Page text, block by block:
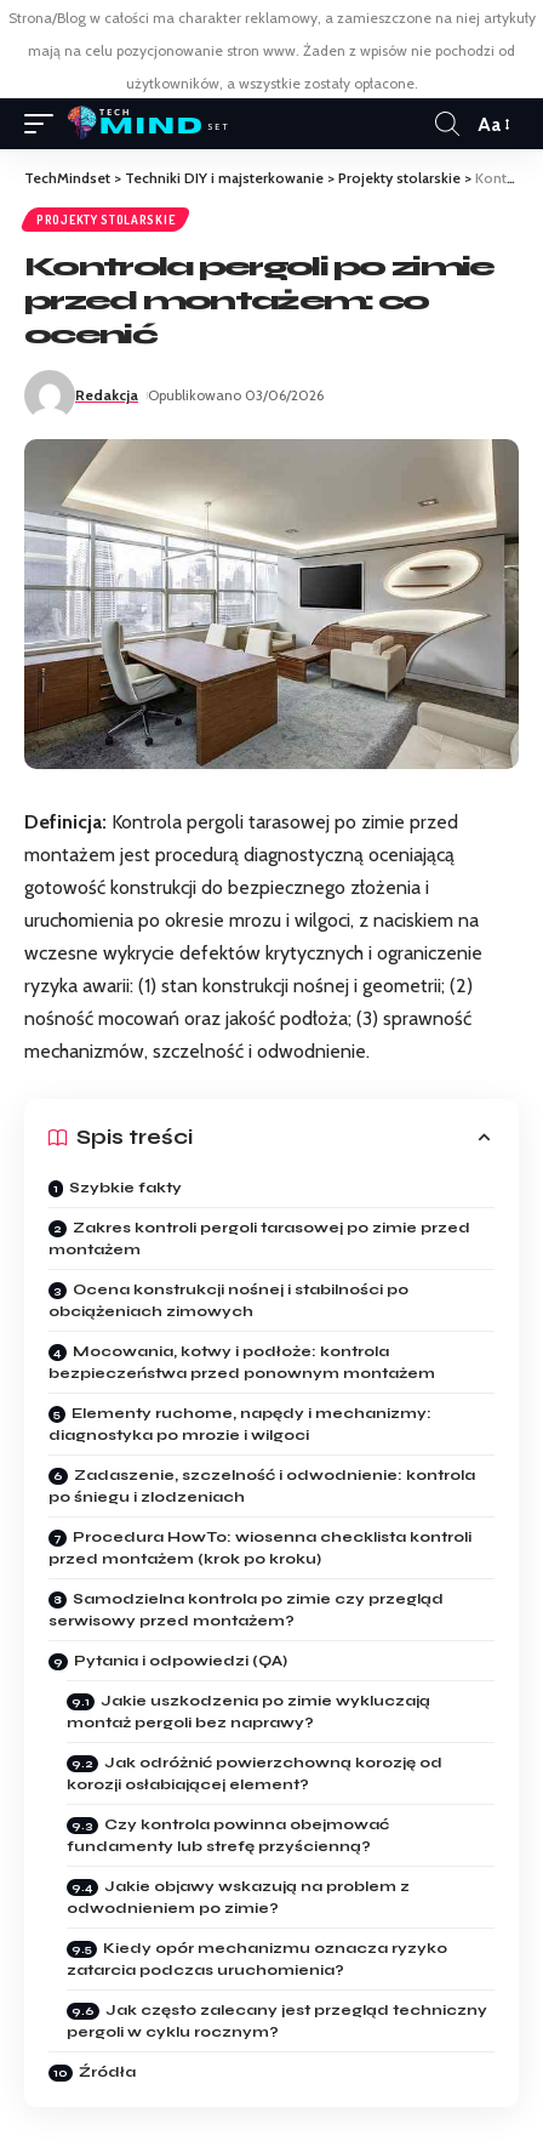
Strona/Blog w całości ma charakter reklamowy, a zamieszczone na niej artykuły
mają na celu pozycjonowanie stron www. Żaden z wpisów nie pochodzi od
użytkowników, a wszystkie zostały opłacone.
Aa
TechMindset > Techniki DIY i majsterkowanie > Projekty stolarskie > Kontrola pergoli po zimie przed montażem: co ocenić
PROJEKTY STOLARSKIE
Kontrola pergoli po zimie
przed montażem: co
ocenić
Redakcja Opublikowano 03/06/2026
Definicja: Kontrola pergoli tarasowej po zimie przed
montażem jest procedurą diagnostyczną oceniającą
gotowość konstrukcji do bezpiecznego złożenia i
uruchomienia po okresie mrozu i wilgoci, z naciskiem na
wczesne wykrycie defektów krytycznych i ograniczenie
ryzyka awarii: (1) stan konstrukcji nośnej i geometrii; (2)
nośność mocowań oraz jakość podłoża; (3) sprawność
mechanizmów, szczelność i odwodnienie.
Spis treści
Szybkie fakty
Zakres kontroli pergoli tarasowej po zimie przed
montażem
Ocena konstrukcji nośnej i stabilności po
obciążeniach zimowych
Mocowania, kotwy i podłoże: kontrola
bezpieczeństwa przed ponownym montażem
Elementy ruchome, napędy i mechanizmy:
diagnostyka po mrozie i wilgoci
Zadaszenie, szczelność i odwodnienie: kontrola
po śniegu i zlodzeniach
Procedura HowTo: wiosenna checklista kontroli
przed montażem (krok po kroku)
Samodzielna kontrola po zimie czy przegląd
serwisowy przed montażem?
Pytania i odpowiedzi (QA)
Jakie uszkodzenia po zimie wykluczają
montaż pergoli bez naprawy?
Jak odróżnić powierzchowną korozję od
korozji osłabiającej element?
Czy kontrola powinna obejmować
fundamenty lub strefę przyścienną?
Jakie objawy wskazują na problem z
odwodnieniem po zimie?
Kiedy opór mechanizmu oznacza ryzyko
zatarcia podczas uruchomienia?
Jak często zalecany jest przegląd techniczny
pergoli w cyklu rocznym?
Źródła